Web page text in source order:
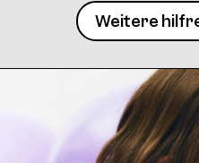
Weitere